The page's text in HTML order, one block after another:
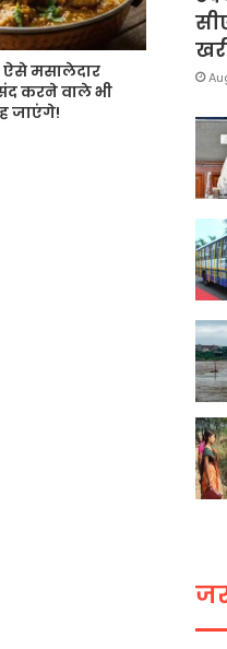
मसालेदार
करने वाले भी
जाएंगे!